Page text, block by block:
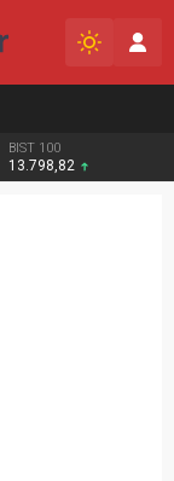
BIST 100
13.798,82